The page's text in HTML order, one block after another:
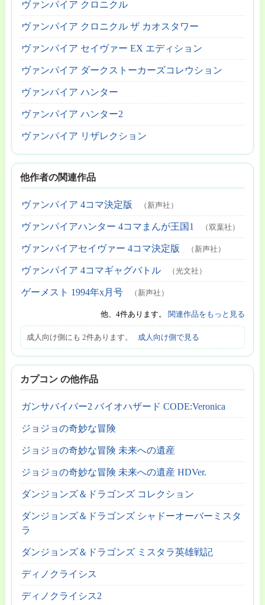
ヴァンパイア クロニクル
ヴァンパイア クロニクル ザ カオスタワー
ヴァンパイア セイヴァー EX エディション
ヴァンパイア ダークストーカーズコレウション
ヴァンパイア ハンター
ヴァンパイア ハンター2
ヴァンパイア リザレクション
他作者の関連作品
ヴァンパイア 4コマ決定版 （新声社）
ヴァンパイアハンター 4コマまんが王国1 （双葉社）
ヴァンパイアセイヴァー 4コマ決定版 （新声社）
ヴァンパイア 4コマギャグバトル （光文社）
ゲーメスト 1994年x月号 （新声社）
他、4件あります。 関連作品をもっと見る
成人向け側にも 2件あります。 成人向け側で見る
カプコン の他作品
ガンサバイバー2 バイオハザード CODE:Veronica
ジョジョの奇妙な冒険
ジョジョの奇妙な冒険 未来への遺産
ジョジョの奇妙な冒険 未来への遺産 HDVer.
ダンジョンズ＆ドラゴンズ コレクション
ダンジョンズ＆ドラゴンズ シャドーオーバーミスタ
ラ
ダンジョンズ＆ドラゴンズ ミスタラ英雄戦記
ディノクライシス
ディノクライシス2